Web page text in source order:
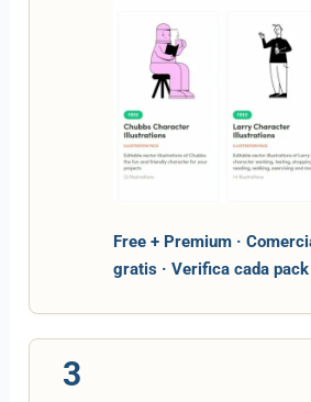
Free + Premium ·
gratis · Verifica cada pack
3